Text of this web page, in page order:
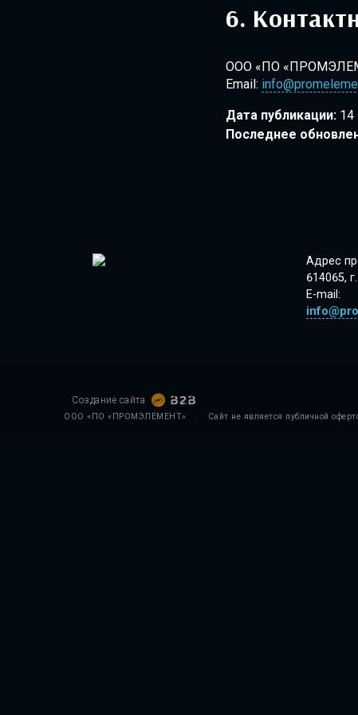
ООО «ПО
Email:
Дата публикации:14
Последнее
Адрес
614065,
E-mail:
Создание сайта
ООО «ПО «ПРОМЭЛЕМЕНТ» . Сайт не является публичной